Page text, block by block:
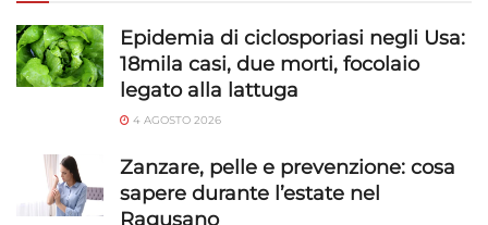
Epidemia di ciclosporiasi negli Usa:
18mila casi, due morti, focolaio
legato alla lattuga
4 AGOSTO 2026
Zanzare, pelle e prevenzione: cosa
sapere durante l’estate nel
Ragusano